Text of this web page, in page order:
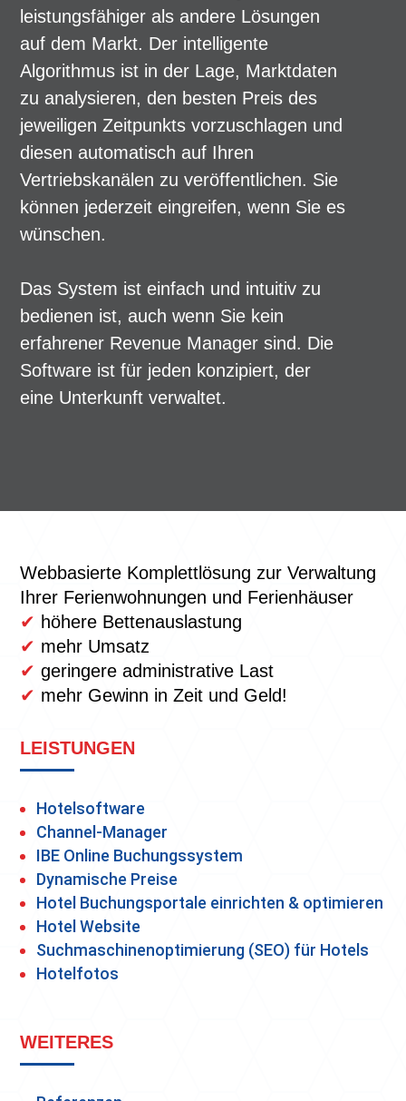
leistungsfähiger als andere Lösungen
auf dem Markt. Der intelligente
Algorithmus ist in der Lage, Marktdaten
zu analysieren, den besten Preis des
jeweiligen Zeitpunkts vorzuschlagen und
diesen automatisch auf Ihren
Vertriebskanälen zu veröffentlichen. Sie
können jederzeit eingreifen, wenn Sie es
wünschen.
Das System ist einfach und intuitiv zu
bedienen ist, auch wenn Sie kein
erfahrener Revenue Manager sind. Die
Software ist für jeden konzipiert, der
eine Unterkunft verwaltet.
Webbasierte Komplettlösung zur Verwaltung
Ihrer Ferienwohnungen und Ferienhäuser
✔ höhere Bettenauslastung
✔ mehr Umsatz
✔ geringere administrative Last
✔ mehr Gewinn in Zeit und Geld!
LEISTUNGEN
Hotelsoftware
Channel-Manager
IBE Online Buchungssystem
Dynamische Preise
Hotel Buchungsportale einrichten & optimieren
Hotel Website
Suchmaschinenoptimierung (SEO) für Hotels
Hotelfotos
WEITERES